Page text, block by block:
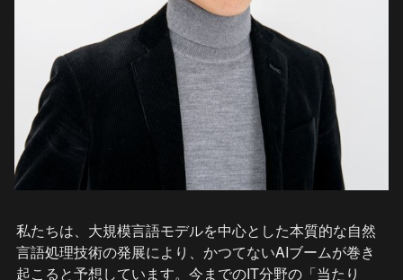
私たちは、大規模言語モデルを中心とした本質的な自然
言語処理技術の発展により、かつてないAIブームが巻き
起こると予想しています。今までのIT分野の「当たり